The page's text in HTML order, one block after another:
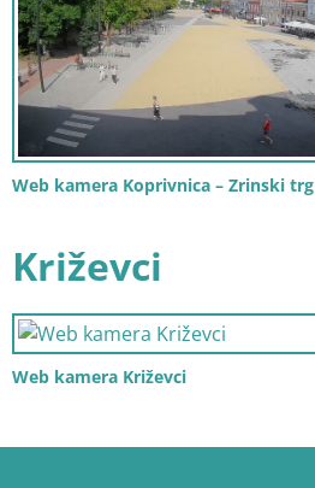
Web kamera Koprivnica – Zrinski trg
Križevci
Web kamera Križevci